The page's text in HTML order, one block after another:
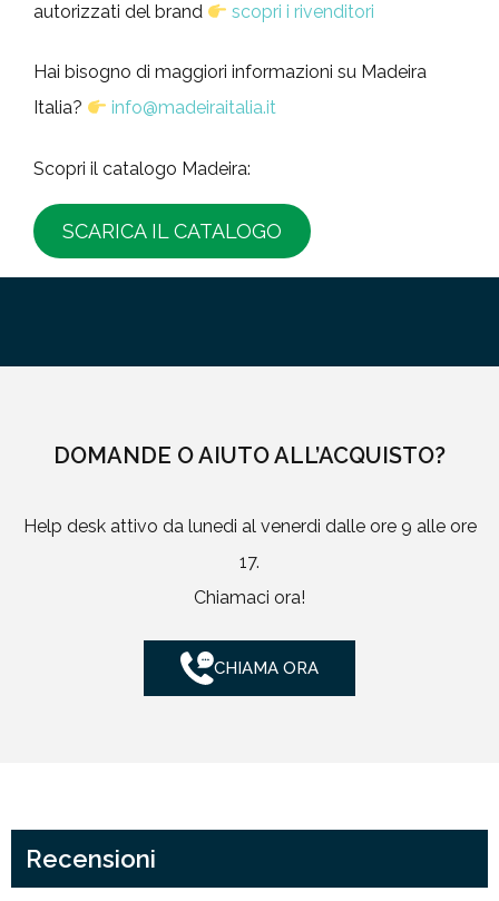
autorizzati del brand
scopri i rivenditori
Hai bisogno di maggiori informazioni su Madeira
Italia?
info@madeiraitalia.it
Scopri il catalogo Madeira:
SCARICA IL CATALOGO
DOMANDE O AIUTO ALL’ACQUISTO?
Help desk attivo da lunedi al venerdi dalle ore 9 alle ore
17.
Chiamaci ora!
CHIAMA ORA
Recensioni